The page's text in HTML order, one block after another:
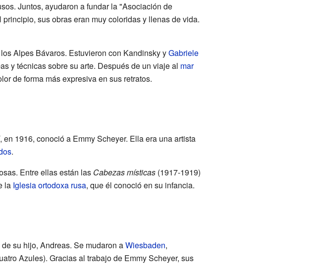
Juntos, ayudaron a fundar la "Asociación de
sus obras eran muy coloridas y llenas de vida.
Alpes Bávaros. Estuvieron con Kandinsky yGabriele
y técnicas sobre su arte. Después de un viaje al mar
de forma más expresiva en sus retratos.
en 1916, conoció a Emmy Scheyer. Ella era una artista
.
Entre ellas están las Cabezas místicas(1917-1919)
la Iglesia ortodoxa rusa, que él conoció en su infancia.
su hijo, Andreas. Se mudaron aWiesbaden,
Azules). Gracias al trabajo de Emmy Scheyer, sus